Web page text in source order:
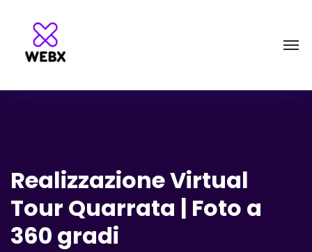
Realizzazione Virtual
Tour Quarrata | Foto a
360 gradi